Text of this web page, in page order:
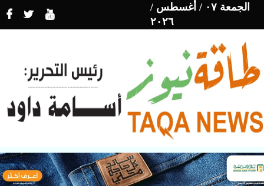
الجمعة ٠٧ / أغسطس /
٢٠٢٦